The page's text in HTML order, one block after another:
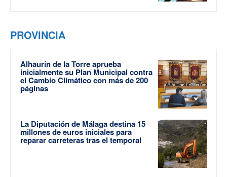
PROVINCIA
Alhaurín de la Torre aprueba
inicialmente su Plan Municipal contra
el Cambio Climático con más de 200
páginas
La Diputación de Málaga destina 15
millones de euros iniciales para
reparar carreteras tras el temporal